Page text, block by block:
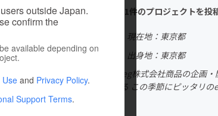
プロジェクト 注目のリターン 注目の
アート・写真 音楽
クノロジー・ガジェット
ゲーム・サービ
像・映画
outside Japan.
confirm the
available depending on
Use and Privacy Policy.
Support Terms.
これまでに1件のプロジェクトを投
現在地：東京都
出身国：日本
出身地：東京都
植松めぐみ meg株式会社商品の企画
です。乾燥する この季節にピッタリの